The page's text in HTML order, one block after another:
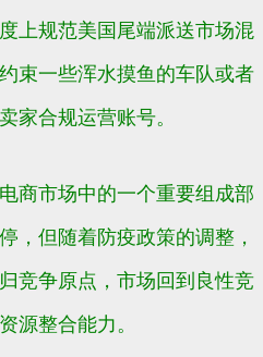
上规范美国尾端派送市场混
束一些浑水摸鱼的车队或者
家合规运营账号。
商市场中的一个重要组成部
，但随着防疫政策的调整，
竞争原点，市场回到良性竞
源整合能力。